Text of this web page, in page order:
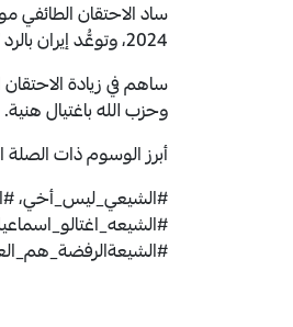
ساد الاحتقان الطائفي
2024، وتوعُّد إيران بالرد “غير المسبوق” على حادثة الاغتيال.
ساهم في زيادة
وحزب الله باغتيال هنية.
أبرز الوسوم ذات
#الشيعي_ليس_أخي،